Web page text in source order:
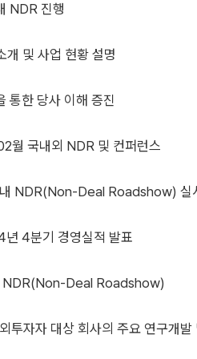
NDR 진행
및 사업 현황 설명
통한 당사 이해 증진
월 국내외 NDR 및 컨퍼런스
NDR(Non-Deal Roadshow) 실
4분기 경영실적 발표
NDR(Non-Deal Roadshow)
투자자 대상 회사의 주요 연구개발